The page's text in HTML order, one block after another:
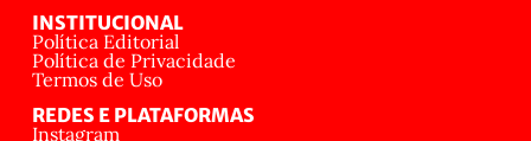
INSTITUCIONAL
Política Editorial
Política de Privacidade
Termos de Uso
REDES E PLATAFORMAS
Instagram